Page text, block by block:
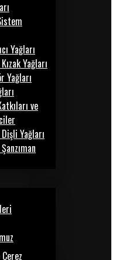
Yağları
Yağları
Yağları
ve
Yağları